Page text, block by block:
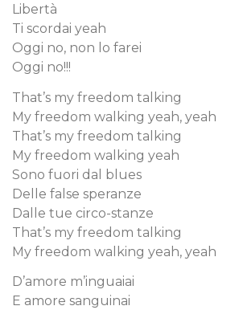
Libertà
Ti scordai yeah
Oggi no, non lo farei
Oggi no!!!
That’s my freedom talking
My freedom walking yeah, yeah
That’s my freedom talking
My freedom walking yeah
Sono fuori dal blues
Delle false speranze
Dalle tue circo-stanze
That’s my freedom talking
My freedom walking yeah, yeah
D’amore m’inguaiai
E amore sanguinai